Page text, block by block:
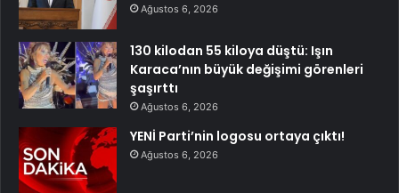
Ağustos 6, 2026
130 kilodan 55 kiloya düştü: Işın
Karaca’nın büyük değişimi görenleri
şaşırttı
Ağustos 6, 2026
YENİ Parti’nin logosu ortaya çıktı!
Ağustos 6, 2026